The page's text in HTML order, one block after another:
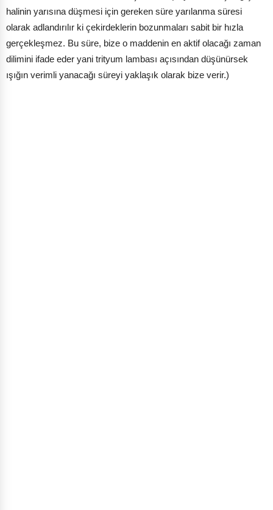
halinin yarısına düşmesi için gereken süre yarılanma süresi
olarak adlandırılır ki çekirdeklerin bozunmaları sabit bir hızla
gerçekleşmez. Bu süre, bize o maddenin en aktif olacağı zaman
dilimini ifade eder yani trityum lambası açısından düşünürsek
ışığın verimli yanacağı süreyi yaklaşık olarak bize verir.)